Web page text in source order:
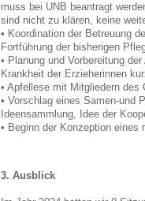
muss bei UNB beantragt
sind nicht zu klären, keine
• Koordination der Betreuung
Fortführung der bisherigen
• Planung und Vorbereitung
Krankheit der Erzieherinnen
• Apfellese mit Mitgliedern
• Vorschlag eines Samen-und
Ideensammlung, Idee der
• Beginn der Konzeption eines
3. Ausblick